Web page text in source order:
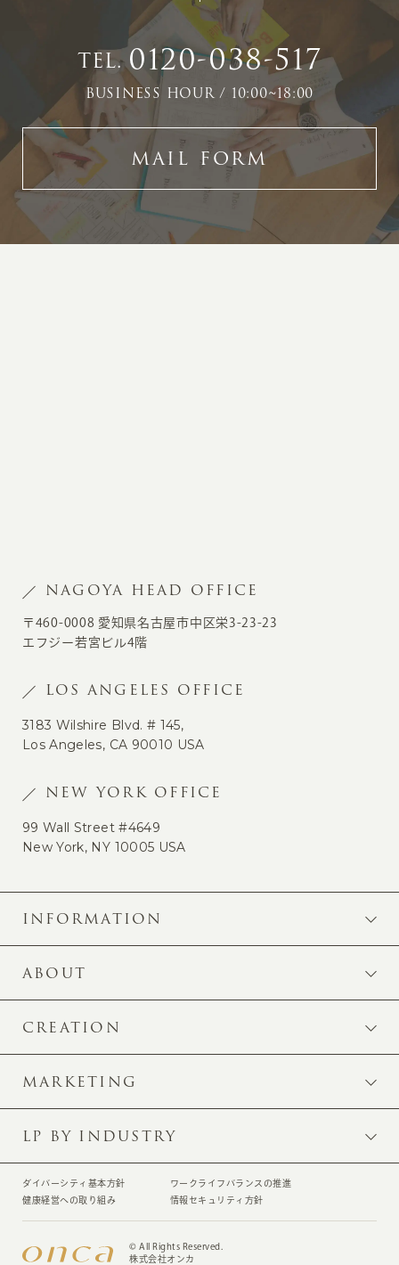
TEL.0120-038-517
BUSINESS HOUR / 10:00~18:00
MAIL FORM
NAGOYA HEAD OFFICE
〒460-0008 愛知県名古屋市中区栄3-23-23
エフジー若宮ビル4階
LOS ANGELES OFFICE
3183 Wilshire Blvd. # 145,
Los Angeles, CA 90010 USA
NEW YORK OFFICE
99 Wall Street #4649
New York, NY 10005 USA
INFORMATION
ABOUT
CREATION
MARKETING
LP BY INDUSTRY
ダイバーシティ基本方針
ワークライフバランスの推進
健康経営への取り組み
情報セキュリティ方針
© All Rights Reserved.
株式会社オンカ